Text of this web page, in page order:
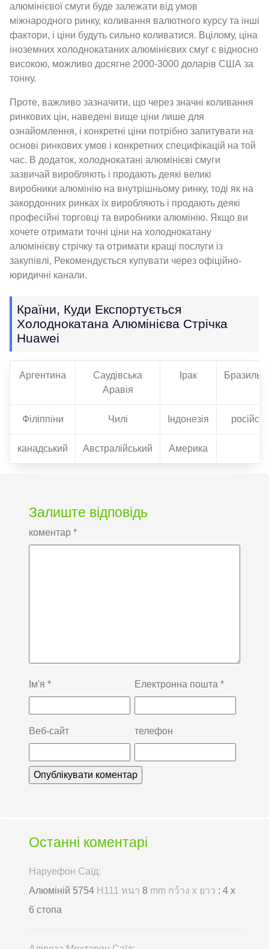
алюмінієвої смуги буде залежати від умов
міжнародного ринку, коливання валютного курсу та інші
фактори, і ціни будуть сильно коливатися. Вцілому, ціна
іноземних холоднокатаних алюмінієвих смуг є відносно
високою, можливо досягне 2000-3000 доларів США за
тонну.
Проте, важливо зазначити, що через значні коливання
ринкових цін, наведені вище ціни лише для
ознайомлення, і конкретні ціни потрібно запитувати на
основі ринкових умов і конкретних специфікацій на той
час. В додаток, холоднокатані алюмінієві смуги
зазвичай виробляють і продають деякі великі
виробники алюмінію на внутрішньому ринку, тоді як на
закордонних ринках їх виробляють і продають деякі
професійні торговці та виробники алюмінію. Якщо ви
хочете отримати точні ціни на холоднокатану
алюмінієву стрічку та отримати кращі послуги із
закупівлі, Рекомендується купувати через офіційно-
юридичні канали.
Країни, Куди Експортується
Холоднокатана Алюмінієва Стрічка
Huawei
Аргентина
Саудівська
Аравія
Ірак
Філіппіни Чилі Індонезія
канадський Австралійський Америка
Залиште відповідь
коментар *
Ім'я * Електронна пошта *
Веб-сайт телефон
Останні коментарі
Наруефон Саїд:
Алюміній 5754 H111 หนา 8 mm กว้าง x ยาว : 4 х
6 стопа